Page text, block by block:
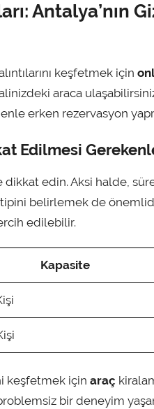
Antalya’nın
keşfetmek için
araca
erken rezervasyon
Edilmesi
edin. Aksi halde,
tipini belirlemek de
edilebilir.
Kapasite
keşfetmek için araç
bir deneyim